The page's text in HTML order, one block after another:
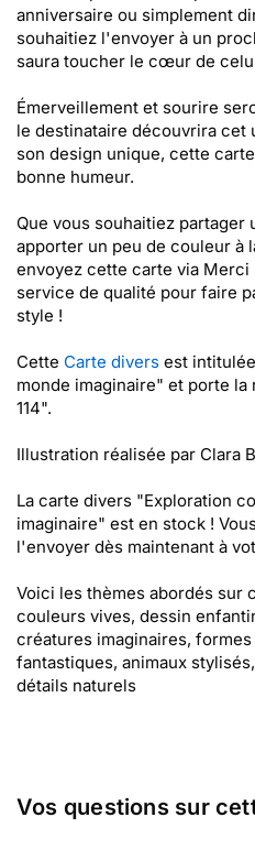
anniversaire ou simplement
souhaitiez l'envoyer à un
saura toucher le cœur de
Émerveillement et sourire
le destinataire découvrira cet
son design unique, cette
bonne humeur.
Que vous souhaitiez partager
apporter un peu de couleur à
envoyez cette carte via Merci
service de qualité pour faire
style !
Cette Carte divers est
monde imaginaire" et porte
114".
Illustration réalisée par Clara
La carte divers "Exploration
imaginaire" est en stock !
l'envoyer dès maintenant à
Voici les thèmes abordés sur
couleurs vives, dessin
créatures imaginaires,
fantastiques, animaux
détails naturels
Vos questions sur